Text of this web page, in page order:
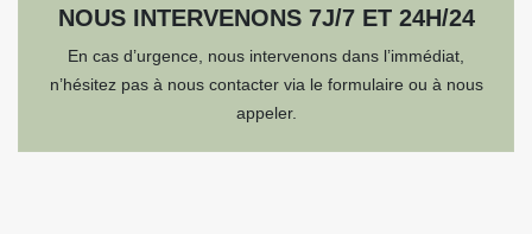
NOUS INTERVENONS 7J/7 ET 24H/24
En cas d’urgence, nous intervenons dans l’immédiat,
n’hésitez pas à nous contacter via le formulaire ou à nous
appeler.